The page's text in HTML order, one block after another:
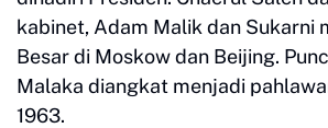
kabinet, Adam Malik dan Sukarni
Besar di Moskow dan Beijing.
Malaka diangkat menjadi
1963.